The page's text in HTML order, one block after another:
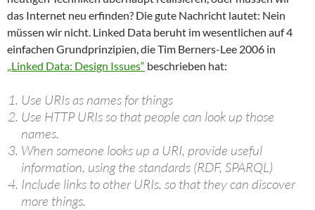
das Internet neu erfinden? Die gute Nachricht lautet: Nein
müssen wir nicht. Linked Data beruht im wesentlichen auf 4
einfachen Grundprinzipien, die Tim Berners-Lee 2006 in
„Linked Data: Design Issues“ beschrieben hat:
Use URIs as names for things
Use HTTP URIs so that people can look up those
names.
When someone looks up a URI, provide useful
information, using the standards (RDF, SPARQL)
Include links to other URIs. so that they can discover
more things.